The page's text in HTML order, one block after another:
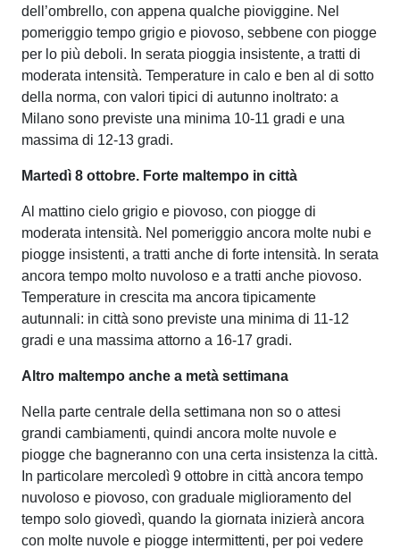
dell’ombrello, con appena qualche pioviggine. Nel
pomeriggio tempo grigio e piovoso, sebbene con piogge
per lo più deboli. In serata pioggia insistente, a tratti di
moderata intensità. Temperature in calo e ben al di sotto
della norma, con valori tipici di autunno inoltrato: a
Milano sono previste una minima 10-11 gradi e una
massima di 12-13 gradi.
Martedì 8 ottobre. Forte maltempo in città
Al mattino cielo grigio e piovoso, con piogge di
moderata intensità. Nel pomeriggio ancora molte nubi e
piogge insistenti, a tratti anche di forte intensità. In serata
ancora tempo molto nuvoloso e a tratti anche piovoso.
Temperature in crescita ma ancora tipicamente
autunnali: in città sono previste una minima di 11-12
gradi e una massima attorno a 16-17 gradi.
Altro maltempo anche a metà settimana
Nella parte centrale della settimana non so o attesi
grandi cambiamenti, quindi ancora molte nuvole e
piogge che bagneranno con una certa insistenza la città.
In particolare mercoledì 9 ottobre in città ancora tempo
nuvoloso e piovoso, con graduale miglioramento del
tempo solo giovedì, quando la giornata inizierà ancora
con molte nuvole e piogge intermittenti, per poi vedere